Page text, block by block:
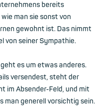
bereits
man sie sonst von
gewohnt ist. Das nimmt
von seiner Sympathie.
es um etwas anderes.
versendest, steht der
im Absender-Feld, und mit
man generell vorsichtig sein.